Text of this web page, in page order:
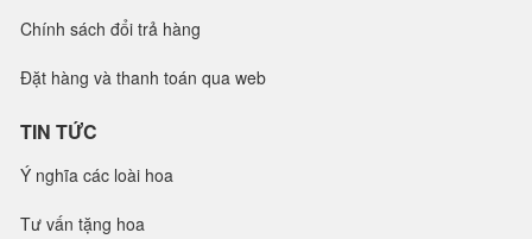
Chính sách đổi trả hàng
Đặt hàng và thanh toán qua web
TIN TỨC
Ý nghĩa các loài hoa
Tư vấn tặng hoa